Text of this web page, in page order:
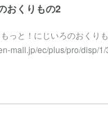
おくりもの2
と！にじいろのおくり
mall.jp/ec/plus/pro/disp/